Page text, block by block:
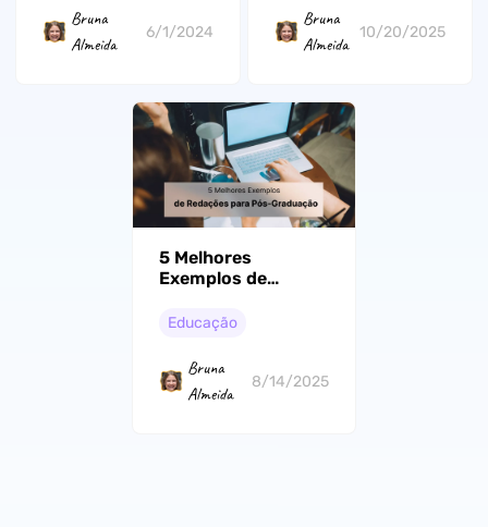
Exemplos
Bruna
Almeida
6/1/2024
Bruna
Almeida
10/20/2025
5 Melhores
Exemplos de
Pós-Graduação
Escrever Redações)
Educação
Bruna
Almeida
8/14/2025